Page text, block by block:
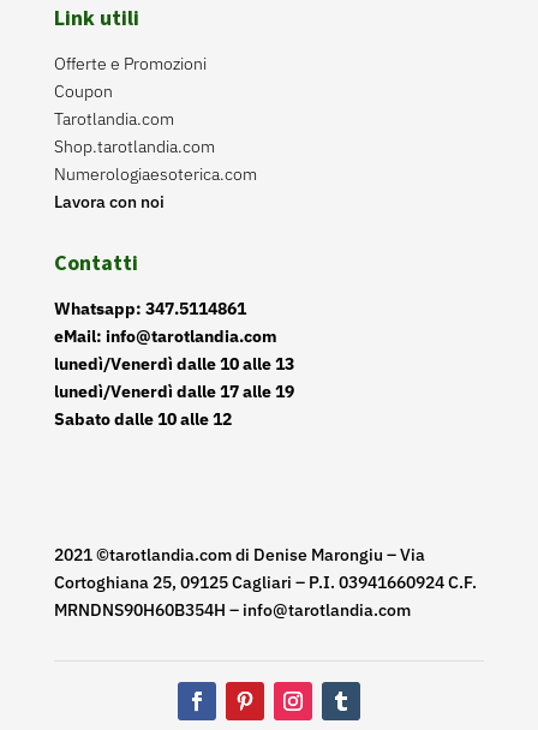
Link utili
Offerte e Promozioni
Coupon
Tarotlandia.com
Shop.tarotlandia.com
Numerologiaesoterica.com
Lavora con noi
Contatti
Whatsapp: 347.5114861
eMail: info@tarotlandia.com
lunedì/Venerdì dalle 10 alle 13
lunedì/Venerdì dalle 17 alle 19
Sabato dalle 10 alle 12
2021 ©tarotlandia.com di Denise Marongiu – Via
Cortoghiana 25, 09125 Cagliari – P.I. 03941660924 C.F.
MRNDNS90H60B354H – info@tarotlandia.com